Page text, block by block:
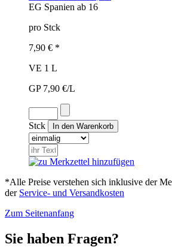
EG Spanien ab 16
pro Stck
7,90 € *
VE 1 L
GP 7,90 €/L
Stck
*Alle Preise verstehen sich inklusive der
der Service- und Versandkosten
Zum Seitenanfang
Sie haben Fragen?